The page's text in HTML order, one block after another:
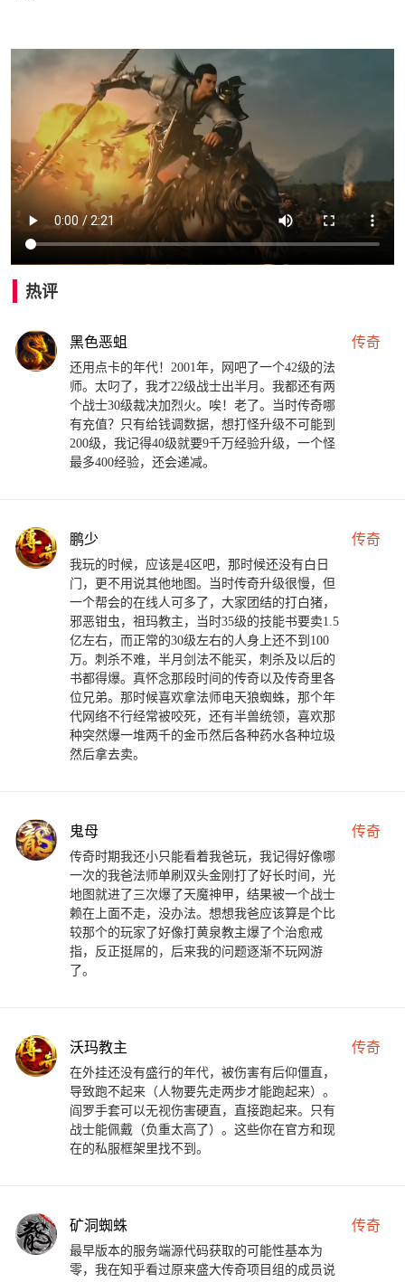
热评
黑色恶蛆 传奇
还用点卡的年代！2001年，网吧了一个42级的法
师。太叼了，我才22级战士出半月。我都还有两
个战士30级裁决加烈火。唉！老了。当时传奇哪
有充值？只有给钱调数据，想打怪升级不可能到
200级，我记得40级就要9千万经验升级，一个怪
最多400经验，还会递减。
鹏少 传奇
我玩的时候，应该是4区吧，那时候还没有白日
门，更不用说其他地图。当时传奇升级很慢，但
一个帮会的在线人可多了，大家团结的打白猪，
邪恶钳虫，祖玛教主，当时35级的技能书要卖1.5
亿左右，而正常的30级左右的人身上还不到100
万。刺杀不难，半月剑法不能买，刺杀及以后的
书都得爆。真怀念那段时间的传奇以及传奇里各
位兄弟。那时候喜欢拿法师电天狼蜘蛛，那个年
代网络不行经常被咬死，还有半兽统领，喜欢那
种突然爆一堆两千的金币然后各种药水各种垃圾
然后拿去卖。
鬼母 传奇
传奇时期我还小只能看着我爸玩，我记得好像哪
一次的我爸法师单刷双头金刚打了好长时间，光
地图就进了三次爆了天魔神甲，结果被一个战士
赖在上面不走，没办法。想想我爸应该算是个比
较那个的玩家了好像打黄泉教主爆了个治愈戒
指，反正挺屌的，后来我的问题逐渐不玩网游
了。
沃玛教主 传奇
在外挂还没有盛行的年代，被伤害有后仰僵直，
导致跑不起来（人物要先走两步才能跑起来）。
阎罗手套可以无视伤害硬直，直接跑起来。只有
战士能佩戴（负重太高了）。这些你在官方和现
在的私服框架里找不到。
矿洞蜘蛛 传奇
最早版本的服务端源代码获取的可能性基本为
零，我在知乎看过原来盛大传奇项目组的成员说